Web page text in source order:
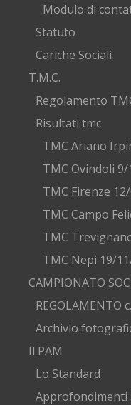
Modulo di
Statuto
Cariche Sociali
T.M.C.
Regolamento
Risultati tmc
TMC Ariano
TMC Ovindoli 9/
TMC Firenze
TMC Campo
TMC
TMC Nepi 19/
CAMPIONATO
REGOLAMENTO
Archivio
Il PAM
Lo Standard
Approfondimenti